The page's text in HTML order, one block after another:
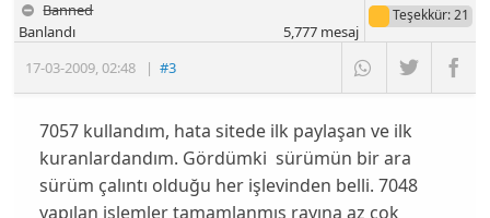
Banned
17-03-2009,02:48 |#3
Banlandı
Teşekkür: 21
5,777mesaj
7057 kullandım, hata sitede ilk paylaşan ve ilk
kuranlardandım. Gördümki sürümün bir ara
sürüm çalıntı olduğu her işlevinden belli. 7048
yapılan işlemler tamamlanmış rayına az çok